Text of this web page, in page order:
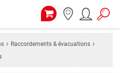
Raccordements & évacuations